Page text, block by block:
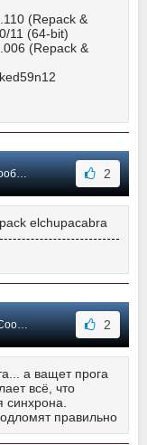
(Repack &
11 (64-bit)
(Repack &
2
elchupacabra
2
а ващет прога
всё, что
синхрона.
правильно